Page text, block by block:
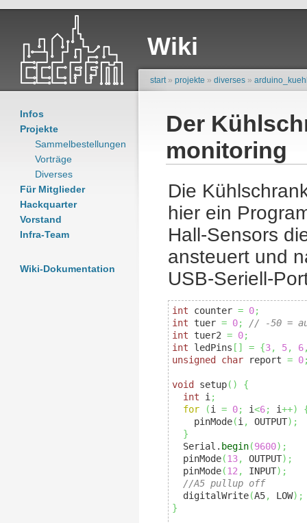
Wiki
Infos
Projekte
Sammelbestellungen
Vorträge
Diverses
Für Mitglieder
Hackquarter
Vorstand
Infra-Team
Wiki-Dokumentation
start » projekte » diverses »
Der
monitoring
Die
hier ein
Hall-Sensors
ansteuert und
USB-Seriell-
int counter = 0;
int tuer = 0;
// -50 =
int tuer2 = 0;
int ledPins [ ] = {3, 5, 6
unsigned char report = 0
void setup( )
{
int i ;
for
(i = 0; i<6; i++)
    pinMode
(i , OUTPUT) ;
}
  Serial.
begin(9600) ;
  pinMode
(13, OUTPUT) ;
  pinMode
(12 , INPUT) ;
//A5 pullup off
  digitalWrite
(A5, LOW) ;
}